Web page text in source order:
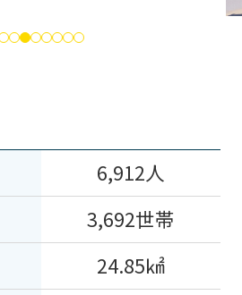
6,912人
3,692世帯
24.85㎢